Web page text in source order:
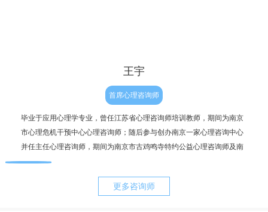
王宇
首席心理咨询师
毕业于应用心理学专业，曾任江苏省心理咨询师培训教师，期间为南京
市心理危机干预中心心理咨询师；随后参与创办南京一家心理咨询中心
并任主任心理咨询师，期间为南京市古鸡鸣寺特约公益心理咨询师及南
京市职工心理咨询服务中心副主任。咨询案例过两千例，治疗时长超一
更多咨询师